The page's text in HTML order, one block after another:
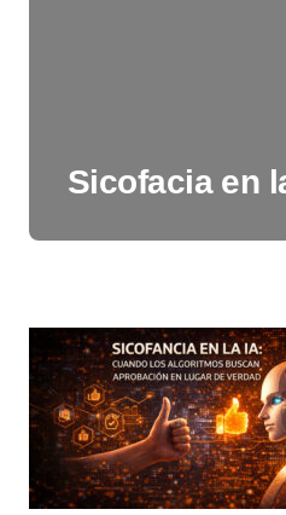
Sicofacia en